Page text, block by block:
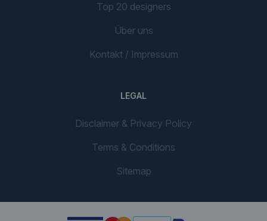
Top 20 designers
Über uns
Kontakt / Impressum
LEGAL
Disclaimer & Privacy Policy
Terms & Conditions
Sitemap